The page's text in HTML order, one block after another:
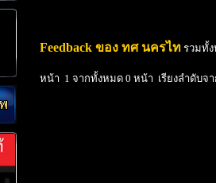
Feedback ของ ทศ นครไท รวมทั้
หน้า 1 จากทั้งหมด 0 หน้า เรียงลำดับจา